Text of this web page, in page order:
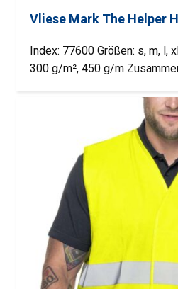
Vliese Mark The Helper
Index: 77600 Größen: s, m, l,
300 g/m², 450 g/m